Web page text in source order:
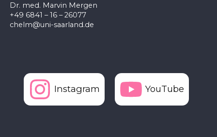
Dr. med. Marvin Mergen
+49 6841 – 16 – 26077
chelm@uni-saarland.de
Instagram YouTube